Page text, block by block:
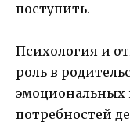
поступить.
Психология и
роль в
эмоциональных
потребностей